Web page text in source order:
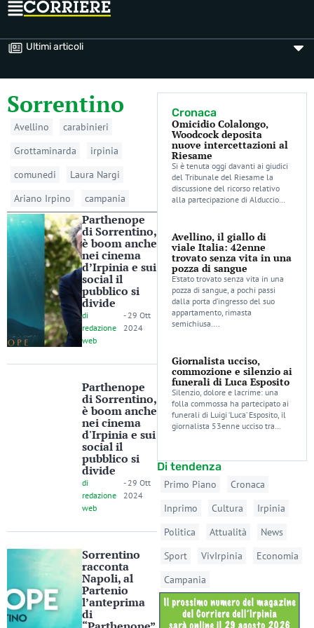
Ultimi articoli
Sorrentino
Avellino
carabinieri
Grottaminarda
irpinia
comunedi
Laura Nargi
Ariano Irpino
campania
Parthenope
di Sorrentino,
è boom anche
nei cinema
d’Irpinia e sui
social il
pubblico si
divide
di
redazione
web
- 29 Ott
2024
Parthenope
di Sorrentino,
è boom anche
nei cinema
d'Irpinia e sui
social il
pubblico si
divide
di
redazione
web
- 29 Ott
2024
Sorrentino
racconta
Napoli, al
Partenio
l’anteprima
di
Cronaca
Omicidio Colalongo,
Woodcock deposita
nuove intercettazioni al
Riesame
Si è tenuta oggi davanti ai giudici
del Tribunale del Riesame la
discussione del ricorso relativo
alla partecipazione di Alduccio…
Avellino, il giallo di
viale Italia: 42enne
trovato senza vita in una
pozza di sangue
E’stato trovato senza vita in una
pozza di sangue, a pochi passi
dalla porta d’ingresso del suo
appartamento, rimasta
semichiusa….
Giornalista ucciso,
commozione e silenzio ai
funerali di Luca Esposito
Silenzio, dolore e lacrime: una
folla commossa ha partecipato ai
funerali di Luigi ‘Luca’ Esposito, il
giornalista 53enne ucciso tra…
Di tendenza
Primo Piano
Cronaca
Inprimo
Cultura
Irpinia
Politica
Attualità
News
Sport
VivIrpinia
Economia
Campania